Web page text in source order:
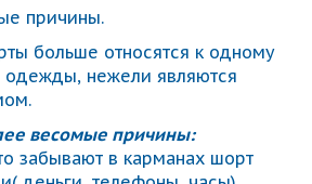
причины.
больше относятся к одному
одежды, нежели являются
весомые причины:
забывают в карманах шорт